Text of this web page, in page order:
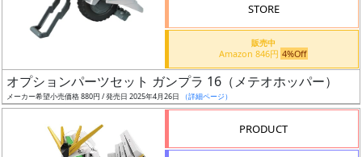
STORE
販売中
Amazon 846円 4%Off
オプションパーツセット ガンプラ 16（メテオホッパー）
メーカー希望小売価格 880円 / 発売日 2025年4月26日 （詳細ページ）
PRODUCT